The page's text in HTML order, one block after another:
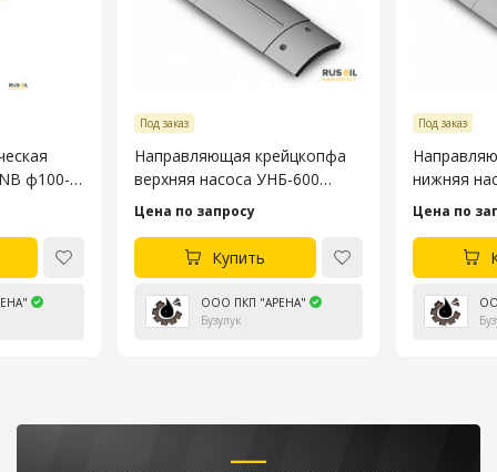
ф100-
Под заказ
Направляющая крейцкопфа
верхняя насоса УНБ-600
4045.53.106-4
Цена по запросу
Купить
ООО ПКП "АРЕНА"
Бузулук
Под заказ
нижняя
Цена по